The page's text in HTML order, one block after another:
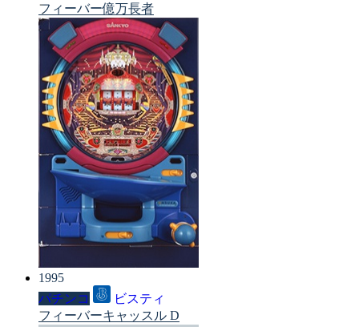
フィーバー億万長者
1995
パチンコ
ビスティ
フィーバーキャッスル D